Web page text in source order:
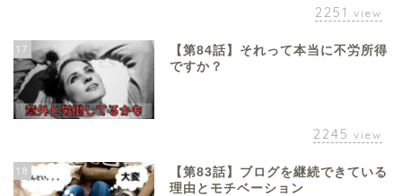
2251 view
17
【第84話】それって本当に不労所得
ですか？
2245 view
18
【第83話】ブログを継続できている
理由とモチベーション